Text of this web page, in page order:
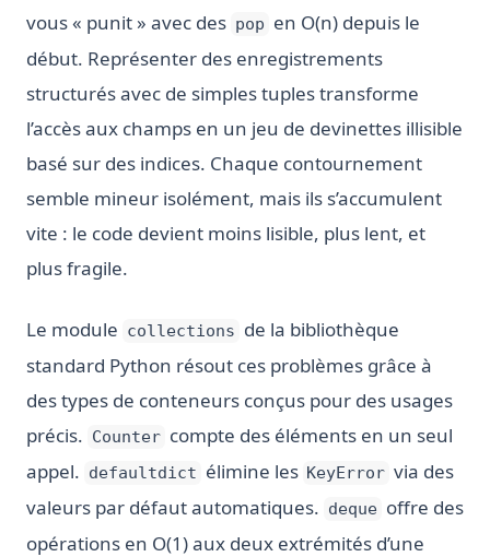
vous « punit » avec des pop en O(n) depuis le
début. Représenter des enregistrements
structurés avec de simples tuples transforme
l’accès aux champs en un jeu de devinettes illisible
basé sur des indices. Chaque contournement
semble mineur isolément, mais ils s’accumulent
vite : le code devient moins lisible, plus lent, et
plus fragile.
Le module collections de la bibliothèque
standard Python résout ces problèmes grâce à
des types de conteneurs conçus pour des usages
précis. Counter compte des éléments en un seul
appel. defaultdict élimine les KeyError via des
valeurs par défaut automatiques. deque offre des
opérations en O(1) aux deux extrémités d’une